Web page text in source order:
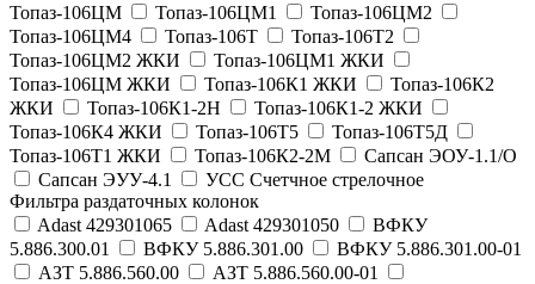
Топаз-106ЦМ
Топаз-106ЦМ1
Топаз-106ЦМ2
Топаз-106ЦМ4
Топаз-106Т
Топаз-106Т2
Топаз-106ЦМ2 ЖКИ
Топаз-106ЦМ1 ЖКИ
Топаз-106ЦМ ЖКИ
Топаз-106К1 ЖКИ
Топаз-106К2
ЖКИ
Топаз-106К1-2Н
Топаз-106К1-2 ЖКИ
Топаз-106К4 ЖКИ
Топаз-106Т5
Топаз-106Т5Д
Топаз-106Т1 ЖКИ
Топаз-106К2-2М
Сапсан ЭОУ-1.1/О
Сапсан ЭУУ-4.1
УСС Счетчное стрелочное
Фильтра раздаточных колонок
Adast 429301065
Adast 429301050
ВФКУ
5.886.300.01
ВФКУ 5.886.301.00
ВФКУ 5.886.301.00-01
АЗТ 5.886.560.00
АЗТ 5.886.560.00-01